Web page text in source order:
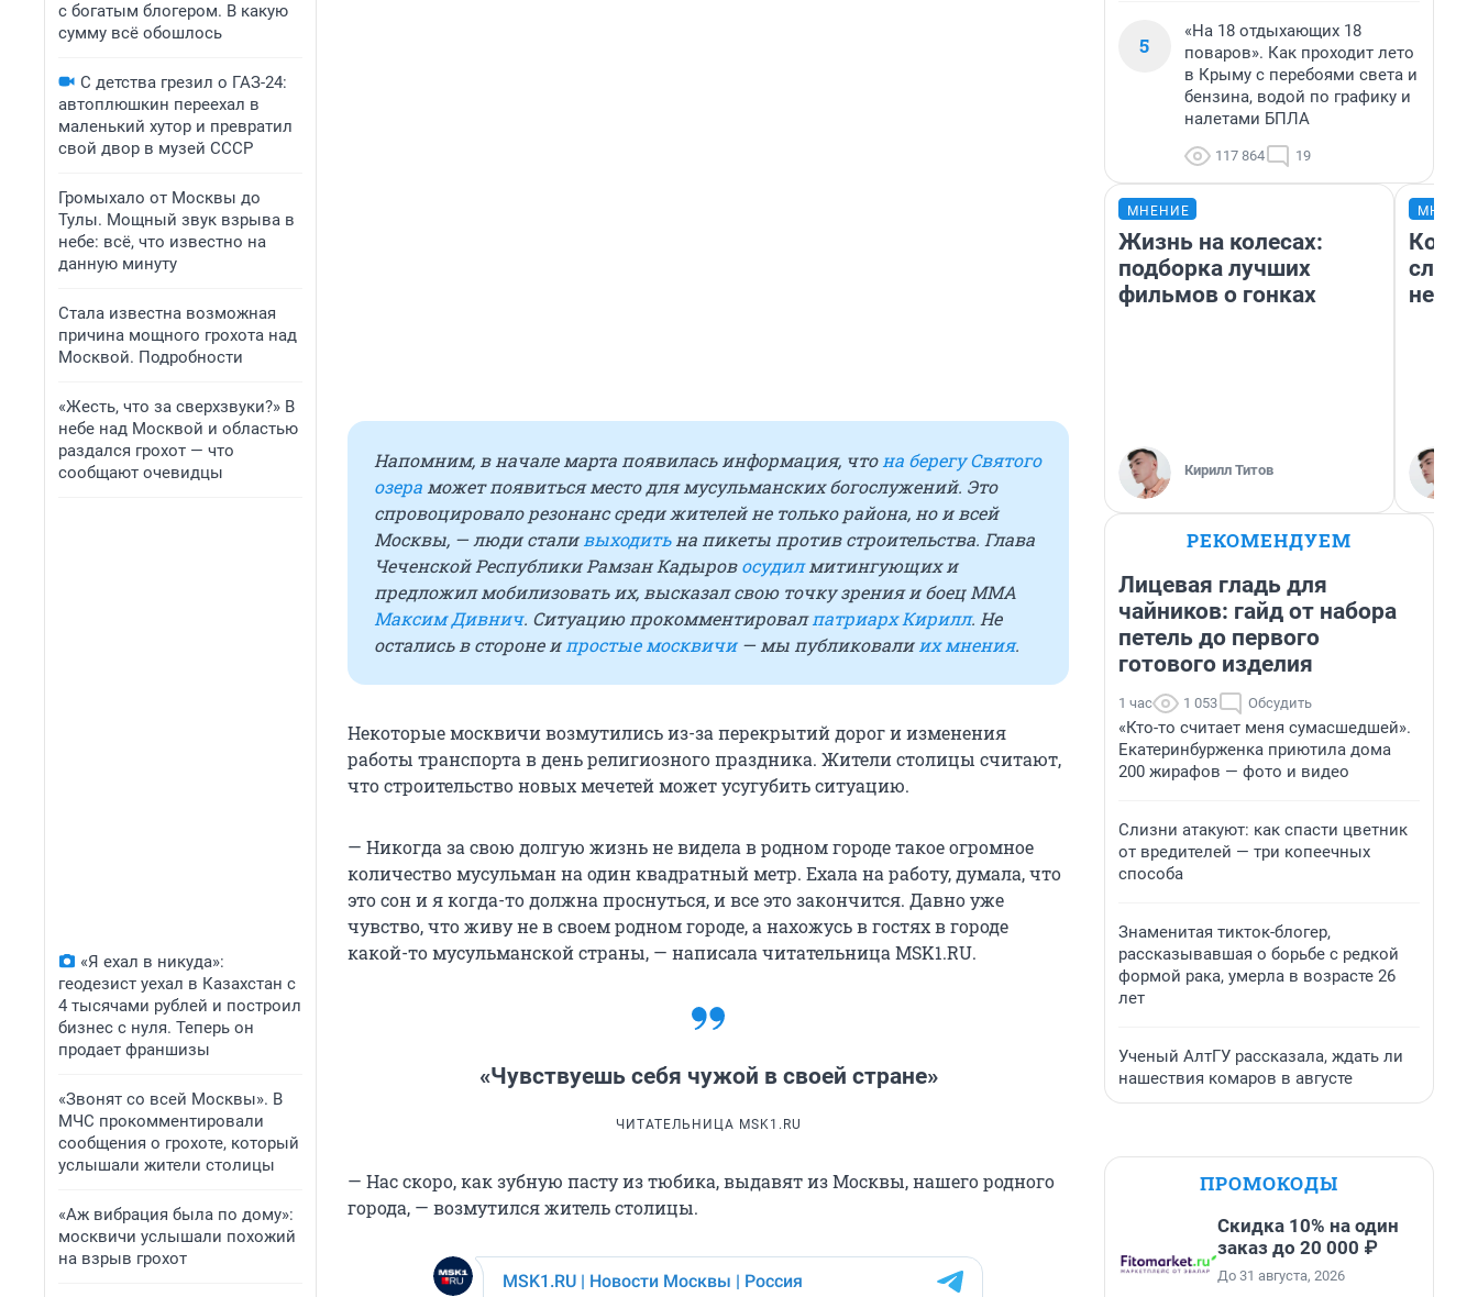
с богатым блогером. В какую
сумму всё обошлось
С детства грезил о ГАЗ-24:
автоплюшкин переехал в
маленький хутор и превратил
свой двор в музей СССР
Громыхало от Москвы до
Тулы. Мощный звук взрыва в
небе: всё, что известно на
данную минуту
Стала известна возможная
причина мощного грохота над
Москвой. Подробности
«Жесть, что за сверхзвуки?» В
небе над Москвой и областью
раздался грохот — что
сообщают очевидцы
«Я ехал в никуда»:
геодезист уехал в Казахстан с
4 тысячами рублей и построил
бизнес с нуля. Теперь он
продает франшизы
«Звонят со всей Москвы». В
МЧС прокомментировали
сообщения о грохоте, который
услышали жители столицы
«Аж вибрация была по дому»:
москвичи услышали похожий
на взрыв грохот
Напомним, в начале марта появилась информация, что на берегу Святого
озера может появиться место для мусульманских богослужений. Это
спровоцировало резонанс среди жителей не только района, но и всей
Москвы, — люди стали выходитьна пикеты против строительства. Глава
Чеченской Республики Рамзан Кадыровосудилмитингующих и
предложил мобилизовать их, высказал свою точку зрения и боец ММА
Максим Дивнич. Ситуацию прокомментировалпатриарх Кирилл. Не
остались в стороне и простые москвичи— мы публиковали их мнения.
Некоторые москвичи возмутились из-за перекрытий дорог и изменения
работы транспорта в день религиозного праздника. Жители столицы считают,
что строительство новых мечетей может усугубить ситуацию.
— Никогда за свою долгую жизнь не видела в родном городе такое огромное
количество мусульман на один квадратный метр. Ехала на работу, думала, что
это сон и я когда-то должна проснуться, и все это закончится. Давно уже
чувство, что живу не в своем родном городе, а нахожусь в гостях в городе
какой-то мусульманской страны, — написала читательница MSK1.RU.
«Чувствуешь себя чужой в своей стране»
ЧИТАТЕЛЬНИЦА MSK1.RU
— Нас скоро, как зубную пасту из тюбика, выдавят из Москвы, нашего родного
города, — возмутился житель столицы.
5
«На 18 отдыхающих 18
поваров». Как проходит лето
в Крыму с перебоями света и
бензина, водой по графику и
налетами БПЛА
117 864 19
МНЕНИЕ
Жизнь на колесах:
подборка лучших
фильмов о гонках
Кирилл Титов
слов:
РЕКОМЕНДУЕМ
Лицевая гладь для
чайников: гайд от набора
петель до первого
готового изделия
1 час 1 053 Обсудить
«Кто-то считает меня сумасшедшей».
Екатеринбурженка приютила дома
200 жирафов — фото и видео
Слизни атакуют: как спасти цветник
от вредителей — три копеечных
способа
Знаменитая тикток-блогер,
рассказывавшая о борьбе с редкой
формой рака, умерла в возрасте 26
лет
Ученый АлтГУ рассказала, ждать ли
нашествия комаров в августе
ПРОМОКОДЫ
Скидка 10% на один
заказ до 20 000 ₽
До 31 августа, 2026